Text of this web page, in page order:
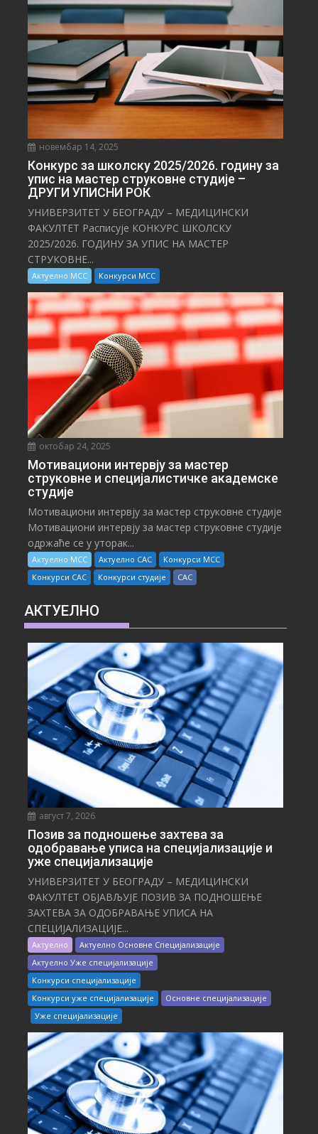
новембар 14, 2025
Конкурс за школску 2025/⁠2026. годину за
упис на мастер струковне студије –
ДРУГИ УПИСНИ РОК
УНИВЕРЗИТЕТ У БЕОГРАДУ – МЕДИЦИНСКИ
ФАКУЛТЕТ Расписује КОНКУРС ШКОЛСКУ
2025/⁠2026. ГОДИНУ ЗА УПИС НА МАСТЕР
СТРУКОВНЕ...
Актуелно МСС Конкурси МСС
октобар 24, 2025
Мотивациони интервју за мастер
струковне и специјалистичке академске
студије
Мотивациони интервју за мастер струковне студије
Мотивациони интервју за мастер струковне студије
одржаће се у уторак...
Актуелно МСС Актуелно САС
Конкурси МСС
Конкурси САС
Конкурси студије САС
АКТУЕЛНО
август 7, 2026
Позив за подношење захтева за
одобравање уписа на специјализације и
уже специјализације
УНИВЕРЗИТЕТ У БЕОГРАДУ – МЕДИЦИНСКИ
ФАКУЛТЕТ ОБЈАВЉУЈЕ ПОЗИВ ЗА ПОДНОШЕЊЕ
ЗАХТЕВА ЗА ОДОБРАВАЊЕ УПИСА НА
СПЕЦИЈАЛИЗАЦИЈЕ...
Актуелно
Актуелно Основне Специјализације
Актуелно Уже специјализације
Конкурси специјализације
Конкурси уже специјализације
Основне специјализације
Уже специјализације